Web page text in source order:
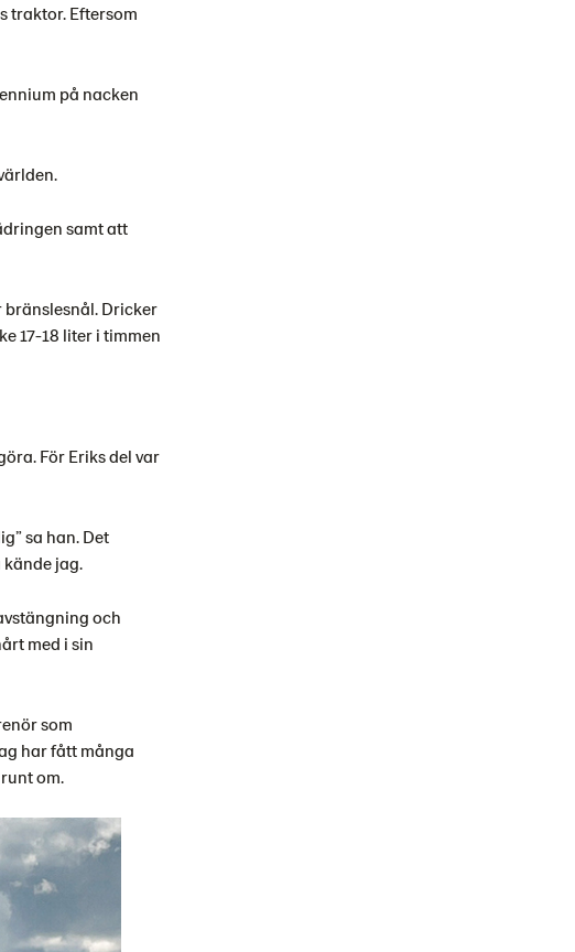
traktor. Eftersom
på nacken
samt att
bränslesnål. Dricker
17-18 liter i timmen
För Eriks del var
sa han. Det
jag.
och
med i sin
som
har fått många
om.